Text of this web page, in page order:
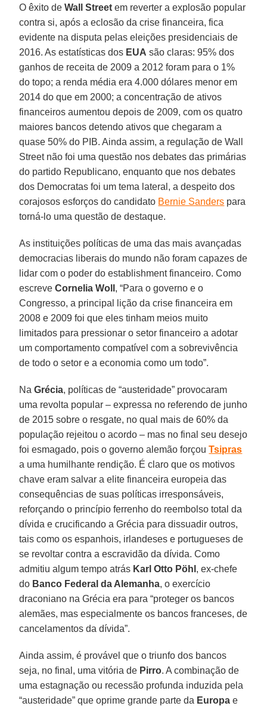
O êxito deWall Street em reverter a explosão popular
contra si, após a eclosão da crise financeira, fica
evidente na disputa pelas eleições presidenciais de
2016. As estatísticas dos EUA são claras: 95% dos
ganhos de receita de 2009 a 2012 foram para o 1%
do topo; a renda média era 4.000 dólares menor em
2014 do que em 2000; a concentração de ativos
financeiros aumentou depois de 2009, com os quatro
maiores bancos detendo ativos que chegaram a
quase 50% do PIB. Ainda assim, a regulação de Wall
Street não foi uma questão nos debates das primárias
do partido Republicano, enquanto que nos debates
dos Democratas foi um tema lateral, a despeito dos
corajosos esforços do candidato Bernie Sanders para
torná-lo uma questão de destaque.
As instituições políticas de uma das mais avançadas
democracias liberais do mundo não foram capazes de
lidar com o poder do establishment financeiro. Como
escreveCornelia Woll , “Para o governo e o
Congresso, a principal lição da crise financeira em
2008 e 2009 foi que eles tinham meios muito
limitados para pressionar o setor financeiro a adotar
um comportamento compatível com a sobrevivência
de todo o setor e a economia como um todo”.
NaGrécia, políticas de “austeridade” provocaram
uma revolta popular – expressa no referendo de junho
de 2015 sobre o resgate, no qual mais de 60% da
população rejeitou o acordo – mas no final seu desejo
foi esmagado, pois o governo alemão forçouTsipras
a uma humilhante rendição. É claro que os motivos
chave eram salvar a elite financeira europeia das
consequências de suas políticas irresponsáveis,
reforçando o princípio ferrenho do reembolso total da
dívida e crucificando a Grécia para dissuadir outros,
tais como os espanhois, irlandeses e portugueses de
se revoltar contra a escravidão da dívida. Como
admitiu algum tempo atrás Karl Otto Pöhl , ex-chefe
do Banco Federal da Alemanha, o exercício
draconiano na Grécia era para “proteger os bancos
alemães, mas especialmente os bancos franceses, de
cancelamentos da dívida”.
Ainda assim, é provável que o triunfo dos bancos
seja, no final, uma vitória de Pirro. A combinação de
uma estagnação ou recessão profunda induzida pela
“austeridade” que oprime grande parte da Europa e